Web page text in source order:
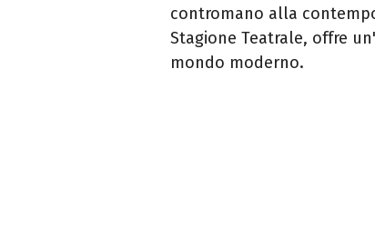
contromano alla
Stagione Teatrale, offre
mondo moderno.